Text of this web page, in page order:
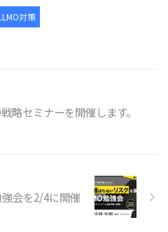
対策
略セミナーを開催します。
強会を2/4に開催